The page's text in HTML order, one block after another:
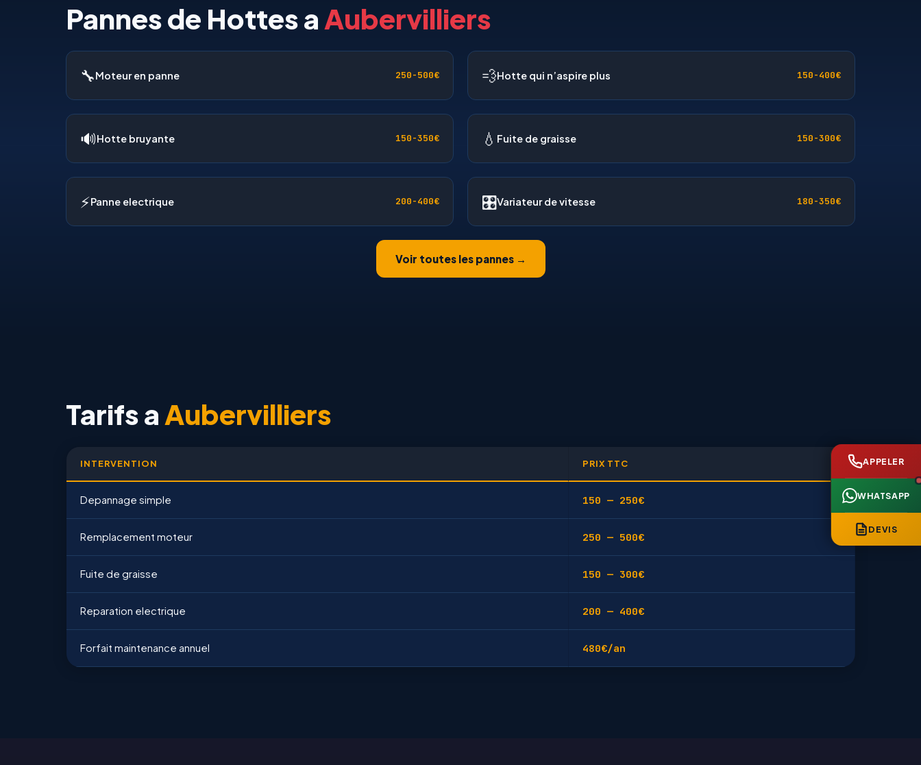
Pannes de Hottes aAubervilliers
🔧Moteur en panne 250-500€ 💨Hotte qui n’aspire plus 150-400€
🔊Hotte bruyante 150-350€ 💧 Fuite de graisse 150-300€
⚡Panne electrique 200-400€ 🎛Variateur de vitesse 180-350€
Voir toutes les pannes →
Tarifs aAubervilliers
INTERVENTION PRIX TTC
Depannage simple 150 — 250€
Remplacement moteur 250 — 500€
Fuite de graisse 150 — 300€
Reparation electrique 200 — 400€
Forfait maintenance annuel 480€/an
APPELER
WHATSAPP
DEVIS